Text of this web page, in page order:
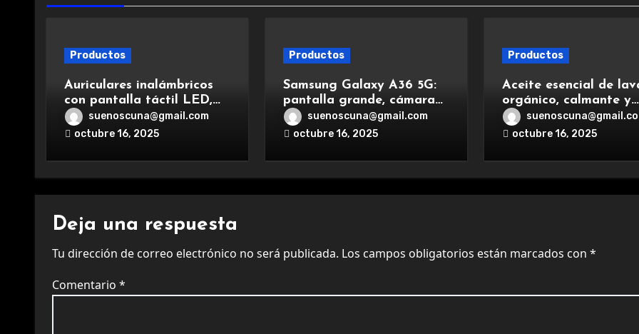
Productos
Auriculares inalámbricos
con pantalla táctil LED,
Bluetooth 5.4, cancelación
de ruido, impermeables y
suenoscuna@gmail.com
octubre 16, 2025
Productos
Samsung Galaxy A36 5G:
pantalla grande, cámara
potente, batería duradera
y carga rápida para una
suenoscuna@gmail.com
octubre 16, 2025
Productos
Aceite esencial de
orgánico, calmante y
relajante, ideal para
aromaterapia.
octubre 16, 2025
Deja una respuesta
Tu dirección de correo electrónico no será publicada. Los campos obligatorios están marcados con *
Comentario *